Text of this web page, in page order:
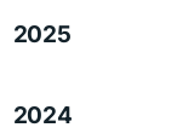
2025
2024